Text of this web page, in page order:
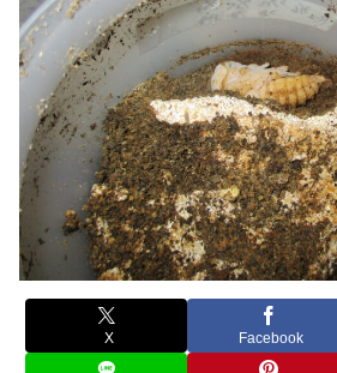
X Facebook